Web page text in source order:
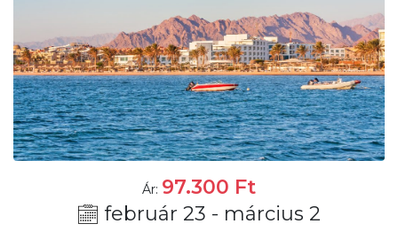
Ár: 97.300 Ft
február 23 - március 2